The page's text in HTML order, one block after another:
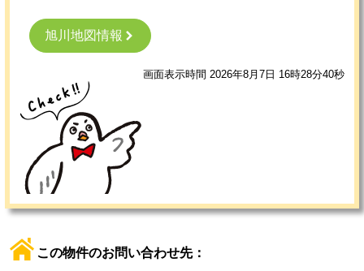
旭川地図情報
画面表示時間 2026年8月7日 16時28分40秒
この物件のお問い合わせ先：